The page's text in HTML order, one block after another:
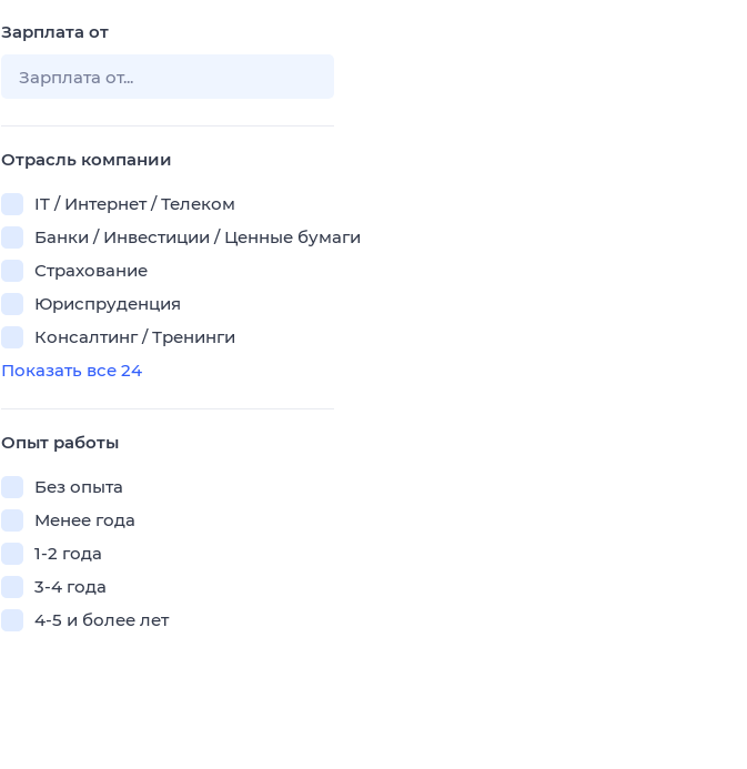
Зарплата от
Отрасль компании
IT / Интернет / Телеком
Банки / Инвестиции / Ценные бумаги
Страхование
Юриспруденция
Консалтинг / Тренинги
Показать все 24
Опыт работы
Без опыта
Менее года
1-2 года
3-4 года
4-5 и более лет